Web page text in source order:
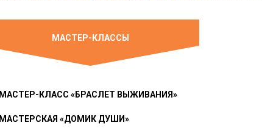
МАСТЕР-КЛАССЫ
МАСТЕР-КЛАСС «БРАСЛЕТ ВЫЖИВАНИЯ»
МАСТЕРСКАЯ «ДОМИК ДУШИ»